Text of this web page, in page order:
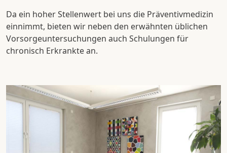
Da ein hoher Stellenwert bei uns die Präventivmedizin
einnimmt, bieten wir neben den erwähnten üblichen
Vorsorgeuntersuchungen auch Schulungen für
chronisch Erkrankte an.